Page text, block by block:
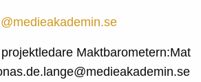
Maktbarometern:Mat